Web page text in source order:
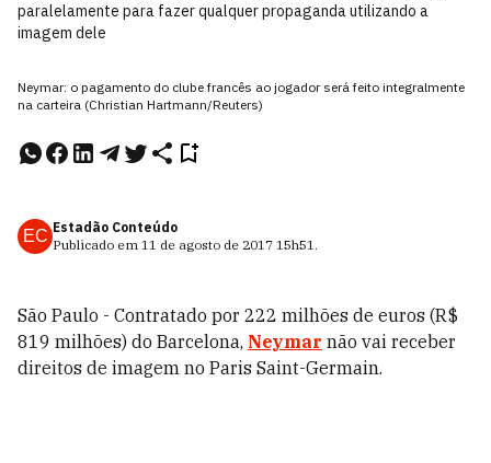
paralelamente para fazer qualquer propaganda utilizando a
imagem dele
Neymar: o pagamento do clube francês ao jogador será feito integralmente
na carteira (Christian Hartmann/Reuters)
EC Estadão Conteúdo
Publicado em 11 de agosto de 2017 15h51.
São Paulo - Contratado por 222 milhões de euros (R$
819 milhões) do Barcelona, Neymar não vai receber
direitos de imagem no Paris Saint-Germain.